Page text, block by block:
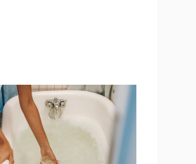
Giá cà phê
Công nghệ
Sành điệu
Tin Công nghệ